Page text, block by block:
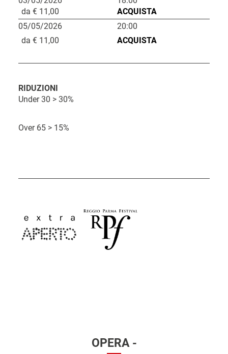
D
a
O
a
o
t
L
i
n
i
a
da € 11,00
ACQUISTA
05/05/2026
20:00
da € 11,00
ACQUISTA
RIDUZIONI
Under 30 > 30%
Over 65 > 15%
OPERA -